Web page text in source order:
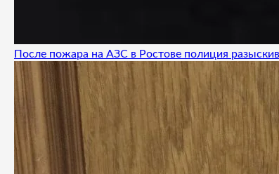
После пожара на АЗС в Ростове полиция